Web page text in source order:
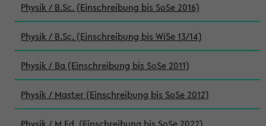
Physik / B.Sc. (Einschreibung bis SoSe 2016)
Physik / B.Sc. (Einschreibung bis WiSe 13/14)
Physik / Ba (Einschreibung bis SoSe 2011)
Physik / Master (Einschreibung bis SoSe 2012)